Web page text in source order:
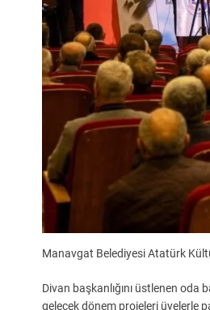
Manavgat Belediyesi Atatürk
Divan başkanlığını üstlenen
gelecek dönem projeleri üyelerle